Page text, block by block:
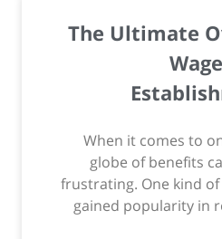
The Ultimate
When it comes to
globe of benefits
frustrating. One kind
gained popularity in